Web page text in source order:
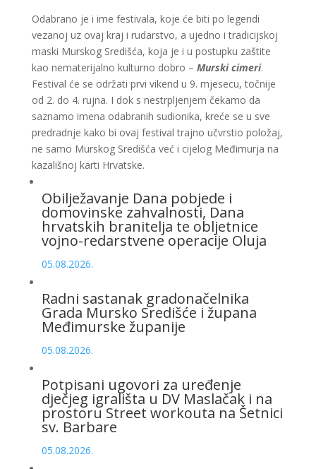
Odabrano je i ime festivala, koje će biti po legendi
vezanoj uz ovaj kraj i rudarstvo, a ujedno i tradicijskoj
maski Murskog Središća, koja je i u postupku zaštite
kao nematerijalno kulturno dobro – Murski cimeri.
Festival će se održati prvi vikend u 9. mjesecu, točnije
od 2. do 4. rujna. I dok s nestrpljenjem čekamo da
saznamo imena odabranih sudionika, kreće se u sve
predradnje kako bi ovaj festival trajno učvrstio položaj,
ne samo Murskog Središća već i cijelog Međimurja na
kazališnoj karti Hrvatske.
Obilježavanje Dana pobjede i
domovinske zahvalnosti, Dana
hrvatskih branitelja te obljetnice
vojno-redarstvene operacije Oluja
05.08.2026.
Radni sastanak gradonačelnika
Grada Mursko Središće i župana
Međimurske županije
05.08.2026.
Potpisani ugovori za uređenje
dječjeg igrališta u DV Maslačak i na
prostoru Street workouta na Šetnici
sv. Barbare
05.08.2026.